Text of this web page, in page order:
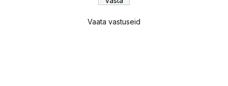
Vaata vastuseid